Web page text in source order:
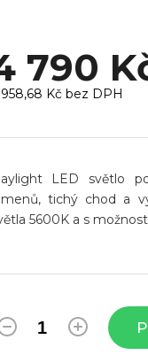
790
Kč bez DPH
LED světlo
tichý chod a
5600K a s